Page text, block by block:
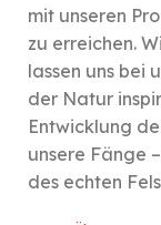
mit unseren
zu erreichen.
lassen uns bei
der Natur
Entwicklung
unsere Fänge
des echten